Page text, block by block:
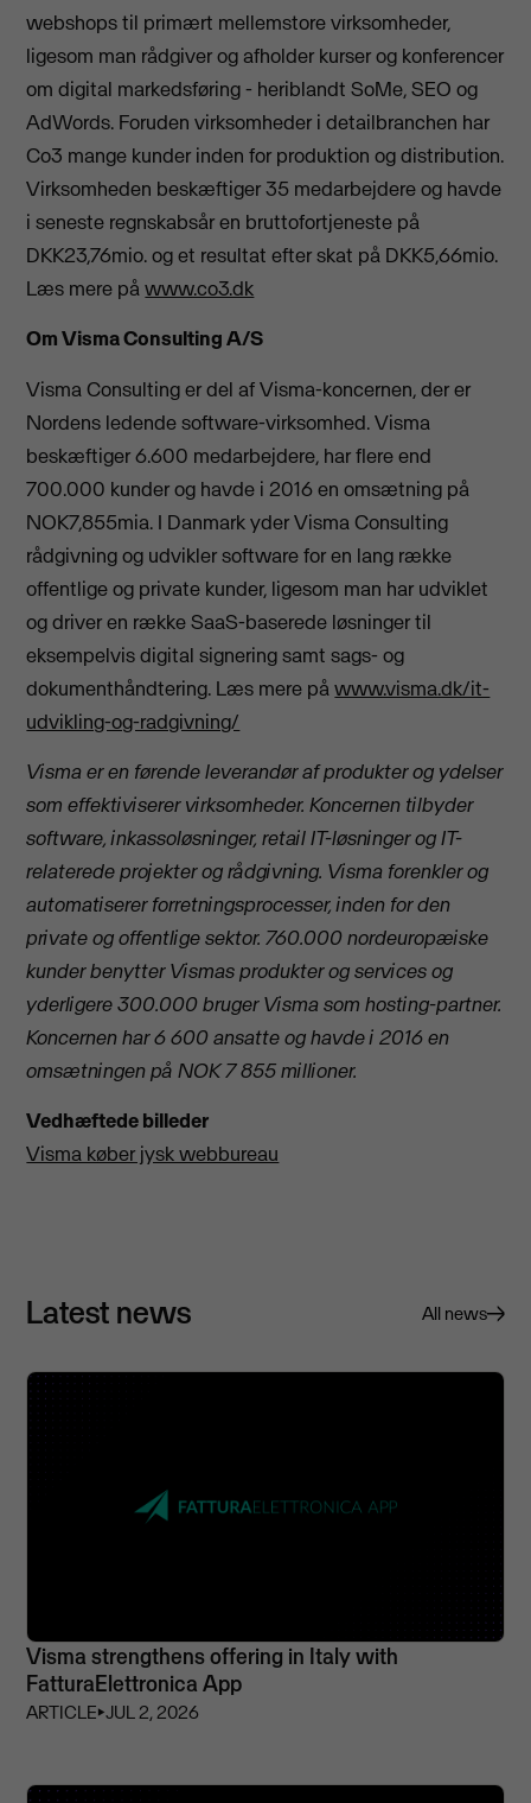
webshops til primært mellemstore virksomheder,
ligesom man rådgiver og afholder kurser og konferencer
om digital markedsføring - heriblandt SoMe, SEO og
AdWords. Foruden virksomheder i detailbranchen har
Co3 mange kunder inden for produktion og distribution.
Virksomheden beskæftiger 35 medarbejdere og havde
i seneste regnskabsår en bruttofortjeneste på
DKK23,76mio. og et resultat efter skat på DKK5,66mio.
Læs mere påwww.co3.dk
Om Visma Consulting A/S
Visma Consulting er del af Visma-koncernen, der er
Nordens ledende software-virksomhed. Visma
beskæftiger 6.600 medarbejdere, har flere end
700.000 kunder og havde i 2016 en omsætning på
NOK7,855mia. I Danmark yder Visma Consulting
rådgivning og udvikler software for en lang række
offentlige og private kunder, ligesom man har udviklet
og driver en række SaaS-baserede løsninger til
eksempelvis digital signering samt sags- og
dokumenthåndtering. Læs mere påwww.visma.dk/it-
udvikling-og-radgivning/
Visma er en førende leverandør af produkter og ydelser
som effektiviserer virksomheder. Koncernen tilbyder
software, inkassoløsninger, retail IT-løsninger og IT-
relaterede projekter og rådgivning. Visma forenkler og
automatiserer forretningsprocesser, inden for den
private og offentlige sektor. 760.000 nordeuropæiske
kunder benytter Vismas produkter og services og
yderligere 300.000 bruger Visma som hosting-partner.
Koncernen har 6 600 ansatte og havde i 2016 en
omsætningen på NOK 7 855 millioner.
Vedhæftede billeder
Visma køber jysk webbureau
Latest news All news
Visma strengthens offering in Italy with
FatturaElettronica App
ARTICLE⏵JUL 2, 2026